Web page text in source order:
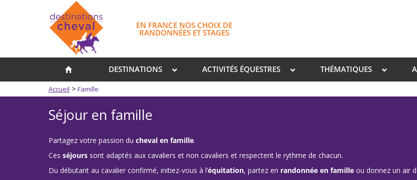
EN FRANCE NOS CHOIX DE
RANDONNÉES ET STAGES
DESTINATIONS ACTIVITÉS ÉQUESTRES THÉMATIQUES
Accueil > Famille
Séjour en famille
Partagez votre passion du cheval en famille.
Ces séjours sont adaptés aux cavaliers et non cavaliers et respectent le rythme de chacun.
Du débutant au cavalier confirmé, initiez-vous à l’équitation, partez en randonnée en famille ou donnez un air